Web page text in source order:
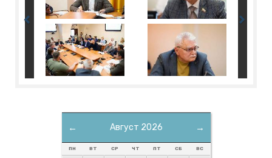
← →
Август 2026
ПН ВТ СР ЧТ ПТ СБ ВС